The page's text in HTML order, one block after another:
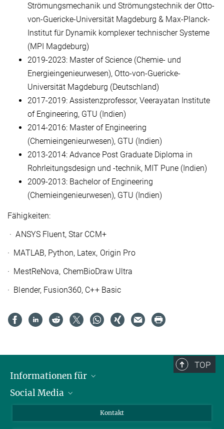
Strömungsmechanik und Strömungstechnik der Otto-
von-Guericke-Universität Magdeburg & Max-Planck-
Institut für Dynamik komplexer technischer Systeme
(MPI Magdeburg)
2019-2023: Master of Science (Chemie- und
Energieingenieurwesen), Otto-von-Guericke-
Universität Magdeburg (Deutschland)
2017-2019: Assistenzprofessor, Veerayatan Institute
of Engineering, GTU (Indien)
2014-2016: Master of Engineering
(Chemieingenieurwesen), GTU (Indien)
2013-2014: Advance Post Graduate Diploma in
Rohrleitungsdesign und -technik, MIT Pune (Indien)
2009-2013: Bachelor of Engineering
(Chemieingenieurwesen), GTU (Indien)
Fähigkeiten:
· ANSYS Fluent, Star CCM+
· MATLAB, Python, Latex, Origin Pro
· MestReNova, ChemBioDraw Ultra
· Blender, Fusion360, C++ Basic
TOP
Informationen für
Wissenschaftlerinnen und Wissenschaftler
Bewerberinnen und Bewerber
Social Media
Kontakt